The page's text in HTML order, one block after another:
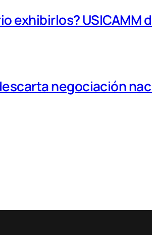
exhibirlos?
negociación